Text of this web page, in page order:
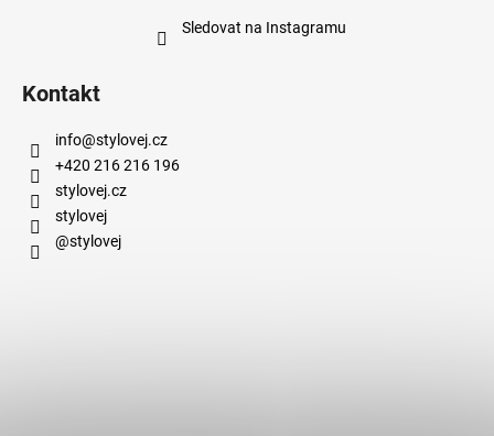
Sledovat na Instagramu
Kontakt
info@stylovej.cz
+420 216 216 196
stylovej.cz
stylovej
@stylovej